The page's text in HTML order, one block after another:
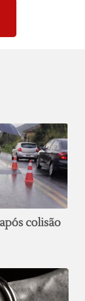
colisão